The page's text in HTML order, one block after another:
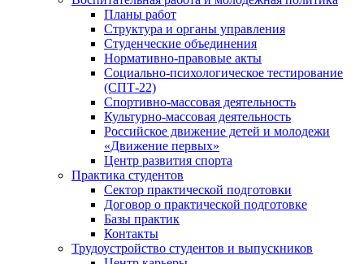
Планы работ
Структура и органы управления
Студенческие объединения
Нормативно-правовые акты
Социально-психологическое тестирование
(СПТ-22)
Спортивно-массовая деятельность
Культурно-массовая деятельность
Российское движение детей и молодежи
«Движение первых»
Центр развития спорта
Практика студентов
Сектор практической подготовки
Договор о практической подготовке
Базы практик
Контакты
Трудоустройство студентов и выпускников